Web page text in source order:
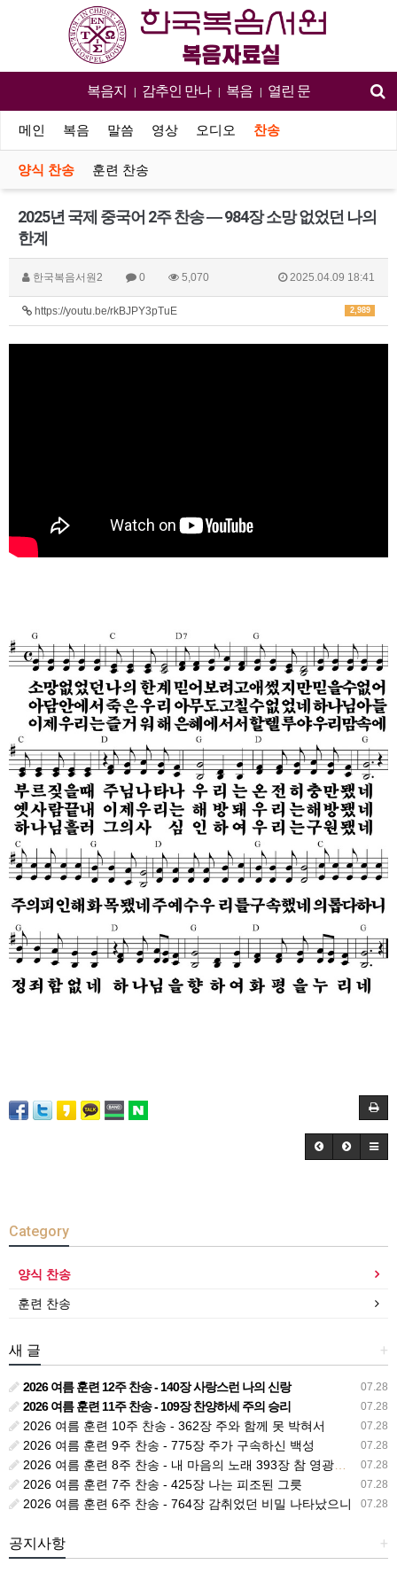
복음지 | 감추인 만나 | 복음 | 열린 문
메인 복음 말씀 영상 오디오 찬송
양식 찬송 훈련 찬송
2025년 국제 중국어 2주 찬송 ― 984장 소망 없었던 나의
한계
한국복음서원2 0 5,070 2025.04.09 18:41
2,989
https://youtu.be/rkBJPY3pTuE
Category
양식 찬송
훈련 찬송
+
새 글
07.28
2026 여름 훈련 12주 찬송 - 140장 사랑스런 나의 신랑
07.28
2026 여름 훈련 11주 찬송 - 109장 찬양하세 주의 승리
07.28
2026 여름 훈련 10주 찬송 - 362장 주와 함께 못 박혀서
07.28
2026 여름 훈련 9주 찬송 - 775장 주가 구속하신 백성
07.28
2026 여름 훈련 8주 찬송 - 내 마음의 노래 393장 참 영광스런 우리 왕
07.28
2026 여름 훈련 7주 찬송 - 425장 나는 피조된 그릇
07.28
2026 여름 훈련 6주 찬송 - 764장 감취었던 비밀 나타났으니
+
공지사항